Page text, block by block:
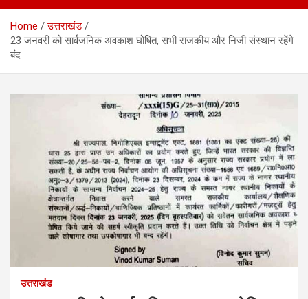
Home
उत्तराखंड
23 जनवरी को सार्वजनिक अवकाश घोषित, सभी राजकीय और निजी संस्थान रहेंगे
बंद
उत्तराखंड